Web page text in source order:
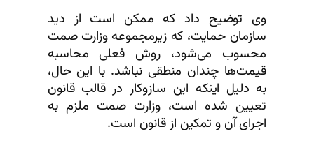
وی توضیح داد که ممکن است از دید
سازمان حمایت، که زیرمجموعه وزارت صمت
محسوب می‌شود، روش فعلی محاسبه
قیمت‌ها چندان منطقی نباشد. با این حال،
به دلیل اینکه این سازوکار در قالب قانون
تعیین شده است، وزارت صمت ملزم به
اجرای آن و تمکین از قانون است.